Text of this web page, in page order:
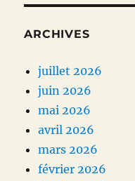
ARCHIVES
juillet 2026
juin 2026
mai 2026
avril 2026
mars 2026
février 2026